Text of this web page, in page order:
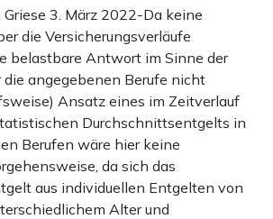
3. März 2022-Da keine
die Versicherungsverläufe
belastbare Antwort im Sinne der
die angegebenen Berufe nicht
Ansatz eines im Zeitverlauf
Durchschnittsentgelts in
Berufen wäre hier keine
da sich das
aus individuellen Entgelten von
Alter und